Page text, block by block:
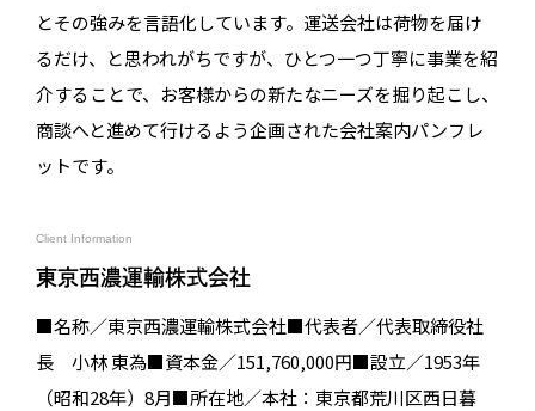
とその強みを言語化しています。運送会社は荷物を届け
るだけ、と思われがちですが、ひとつ一つ丁寧に事業を紹
介することで、お客様からの新たなニーズを掘り起こし、
商談へと進めて行けるよう企画された会社案内パンフレ
ットです。
Client Information
東京西濃運輸株式会社
■名称／東京⻄濃運輸株式会社■代表者／代表取締役社
⻑ ⼩林 東為■資本金／151,760,000円■設立／1953年
（昭和28年）8⽉■所在地／本社：東京都荒川区⻄⽇暮